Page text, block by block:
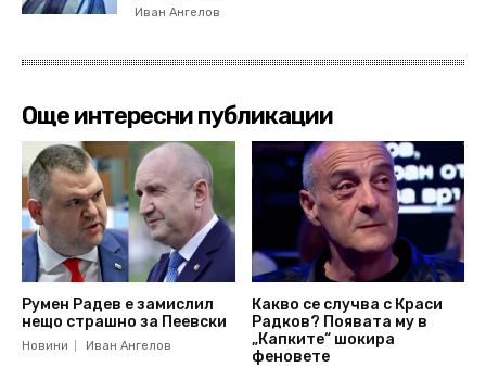
Иван Ангелов
Още интересни публикации
Румен Радев е замислил
нещо страшно за Пеевски
Новини Иван Ангелов
Какво се случва с Краси
Радков? Появата му в
„Капките“ шокира
феновете